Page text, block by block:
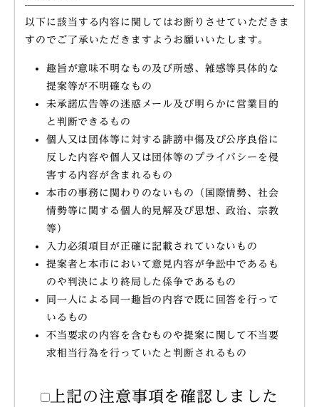
以下に該当する内容に関してはお断りさせていただきま
すのでご了承いただきますようお願いいたします。
趣旨が意味不明なもの及び所感、雑感等具体的な
提案等が不明確なもの
未承諾広告等の迷惑メール及び明らかに営業目的
と判断できるもの
個人又は団体等に対する誹謗中傷及び公序良俗に
反した内容や個人又は団体等のプライバシーを侵
害する内容が含まれるもの
本市の事務に関わりのないもの（国際情勢、社会
情勢等に関する個人的見解及び思想、政治、宗教
等）
入力必須項目が正確に記載されていないもの
提案者と本市において意見内容が争訟中であるも
のや判決により終局した係争であるもの
同一人による同一趣旨の内容で既に回答を行って
いるもの
不当要求の内容を含むものや提案に関して不当要
求相当行為を行っていたと判断されるもの
上記の注意事項を確認しました